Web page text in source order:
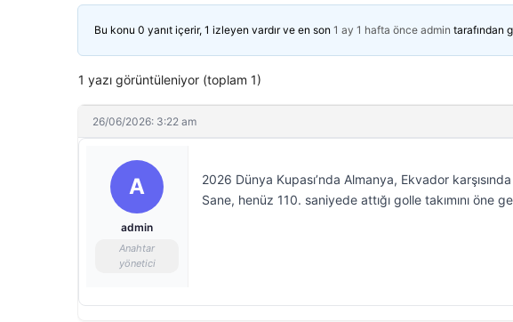
Bu konu 0 yanıt içerir, 1 izleyen vardır ve en son 1 ay 1 hafta önce admin tarafından
1 yazı görüntüleniyor (toplam 1)
26/06/2026: 3:22 am
A
admin
Anahtar
yönetici
2026 Dünya Kupası’nda Almanya, Ekvador
Sane, henüz 110. saniyede attığı golle takımını